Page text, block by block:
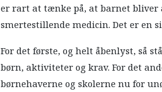
er rart at tænke på, at barnet bliver
smertestillende medicin. Det er en
For det første, og helt åbenlyst, så
børn, aktiviteter og krav. For det
børnehaverne og skolerne nu for